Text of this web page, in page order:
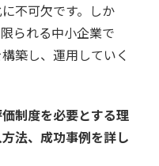
不可欠です。しか
られる中小企業で
築し、運用していく
制度を必要とする理
法、成功事例を詳し